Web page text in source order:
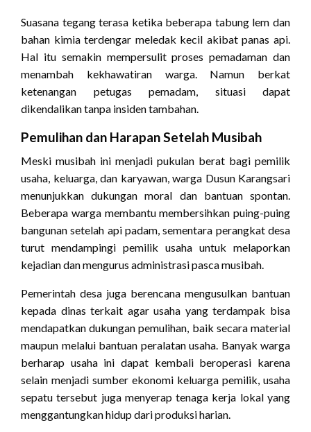
Suasana tegang terasa ketika beberapa tabung lem dan
bahan kimia terdengar meledak kecil akibat panas api.
Hal itu semakin mempersulit proses pemadaman dan
menambah kekhawatiran warga. Namun berkat
ketenangan petugas pemadam, situasi dapat
dikendalikan tanpa insiden tambahan.
Pemulihan dan Harapan Setelah Musibah
Meski musibah ini menjadi pukulan berat bagi pemilik
usaha, keluarga, dan karyawan, warga Dusun Karangsari
menunjukkan dukungan moral dan bantuan spontan.
Beberapa warga membantu membersihkan puing-puing
bangunan setelah api padam, sementara perangkat desa
turut mendampingi pemilik usaha untuk melaporkan
kejadian dan mengurus administrasi pasca musibah.
Pemerintah desa juga berencana mengusulkan bantuan
kepada dinas terkait agar usaha yang terdampak bisa
mendapatkan dukungan pemulihan, baik secara material
maupun melalui bantuan peralatan usaha. Banyak warga
berharap usaha ini dapat kembali beroperasi karena
selain menjadi sumber ekonomi keluarga pemilik, usaha
sepatu tersebut juga menyerap tenaga kerja lokal yang
menggantungkan hidup dari produksi harian.